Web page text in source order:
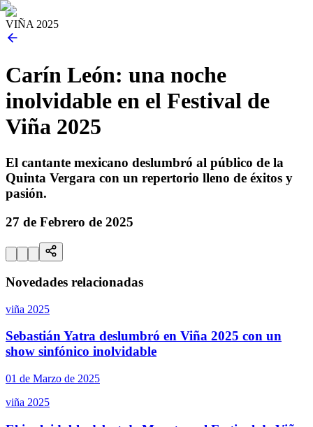
VIÑA 2025
Carín León: una noche
inolvidable en el Festival de
Viña 2025
El cantante mexicano deslumbró al público de la
Quinta Vergara con un repertorio lleno de éxitos y
pasión.
27 de Febrero de 2025
Novedades relacionadas
viña 2025
Sebastián Yatra deslumbró en Viña 2025 con un
show sinfónico inolvidable
01 de Marzo de 2025
viña 2025